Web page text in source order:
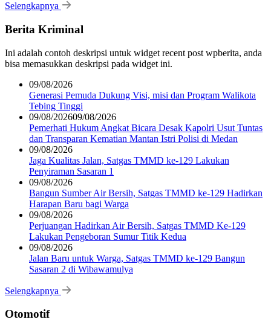
Selengkapnya
Berita Kriminal
Ini adalah contoh deskripsi untuk widget recent post wpberita, anda
bisa memasukkan deskripsi pada widget ini.
09/08/2026
Generasi Pemuda Dukung Visi, misi dan Program Walikota
Tebing Tinggi
09/08/202609/08/2026
Pemerhati Hukum Angkat Bicara Desak Kapolri Usut Tuntas
dan Transparan Kematian Mantan Istri Polisi di Medan
09/08/2026
Jaga Kualitas Jalan, Satgas TMMD ke-129 Lakukan
Penyiraman Sasaran 1
09/08/2026
Bangun Sumber Air Bersih, Satgas TMMD ke-129 Hadirkan
Harapan Baru bagi Warga
09/08/2026
Perjuangan Hadirkan Air Bersih, Satgas TMMD Ke-129
Lakukan Pengeboran Sumur Titik Kedua
09/08/2026
Jalan Baru untuk Warga, Satgas TMMD ke-129 Bangun
Sasaran 2 di Wibawamulya
Selengkapnya
Otomotif